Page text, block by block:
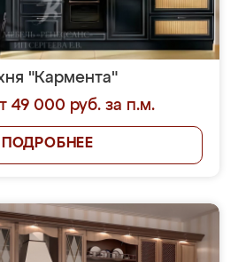
"Кармента"
49 000 руб. за п.м.
ПОДРОБНЕЕ